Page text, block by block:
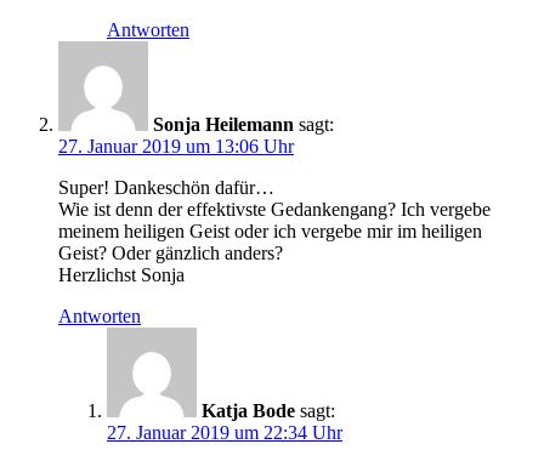
Antworten
Sonja Heilemann sagt:
27. Januar 2019 um 13:06 Uhr
Super! Dankeschön dafür…
Wie ist denn der effektivste Gedankengang? Ich vergebe
meinem heiligen Geist oder ich vergebe mir im heiligen
Geist? Oder gänzlich anders?
Herzlichst Sonja
Antworten
Katja Bode sagt:
27. Januar 2019 um 22:34 Uhr